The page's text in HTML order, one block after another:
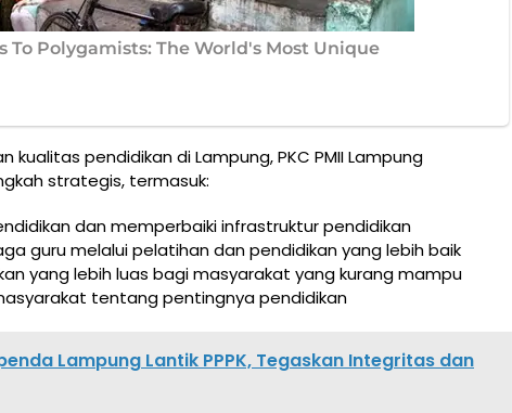
kualitas pendidikan di Lampung, PKC PMII Lampung
strategis, termasuk:
dan memperbaiki infrastruktur pendidikan
guru melalui pelatihan dan pendidikan yang lebih baik
yang lebih luas bagi masyarakat yang kurang mampu
tentang pentingnya pendidikan
Lampung Lantik PPPK, Tegaskan Integritas dan